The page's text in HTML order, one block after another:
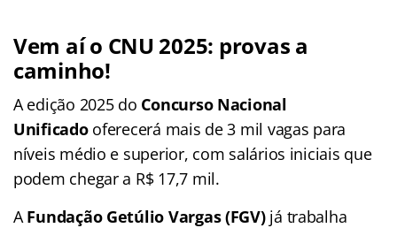
Vem aí o CNU 2025: provas a
caminho!
A edição 2025 do Concurso Nacional
Unificadooferecerá mais de 3 mil vagas para
níveis médio e superior, com salários iniciais que
podem chegar a R$ 17,7 mil.
AFundação Getúlio Vargas (FGV) já trabalha